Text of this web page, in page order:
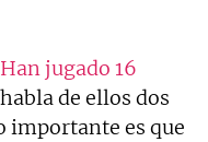
Han jugado 16
habla de ellos dos
importante es que